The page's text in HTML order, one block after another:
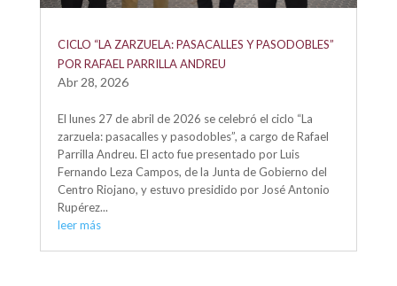
CICLO “LA ZARZUELA: PASACALLES Y PASODOBLES”
POR RAFAEL PARRILLA ANDREU
Abr 28, 2026
El lunes 27 de abril de 2026 se celebró el ciclo “La
zarzuela: pasacalles y pasodobles”, a cargo de Rafael
Parrilla Andreu. El acto fue presentado por Luis
Fernando Leza Campos, de la Junta de Gobierno del
Centro Riojano, y estuvo presidido por José Antonio
Rupérez...
leer más